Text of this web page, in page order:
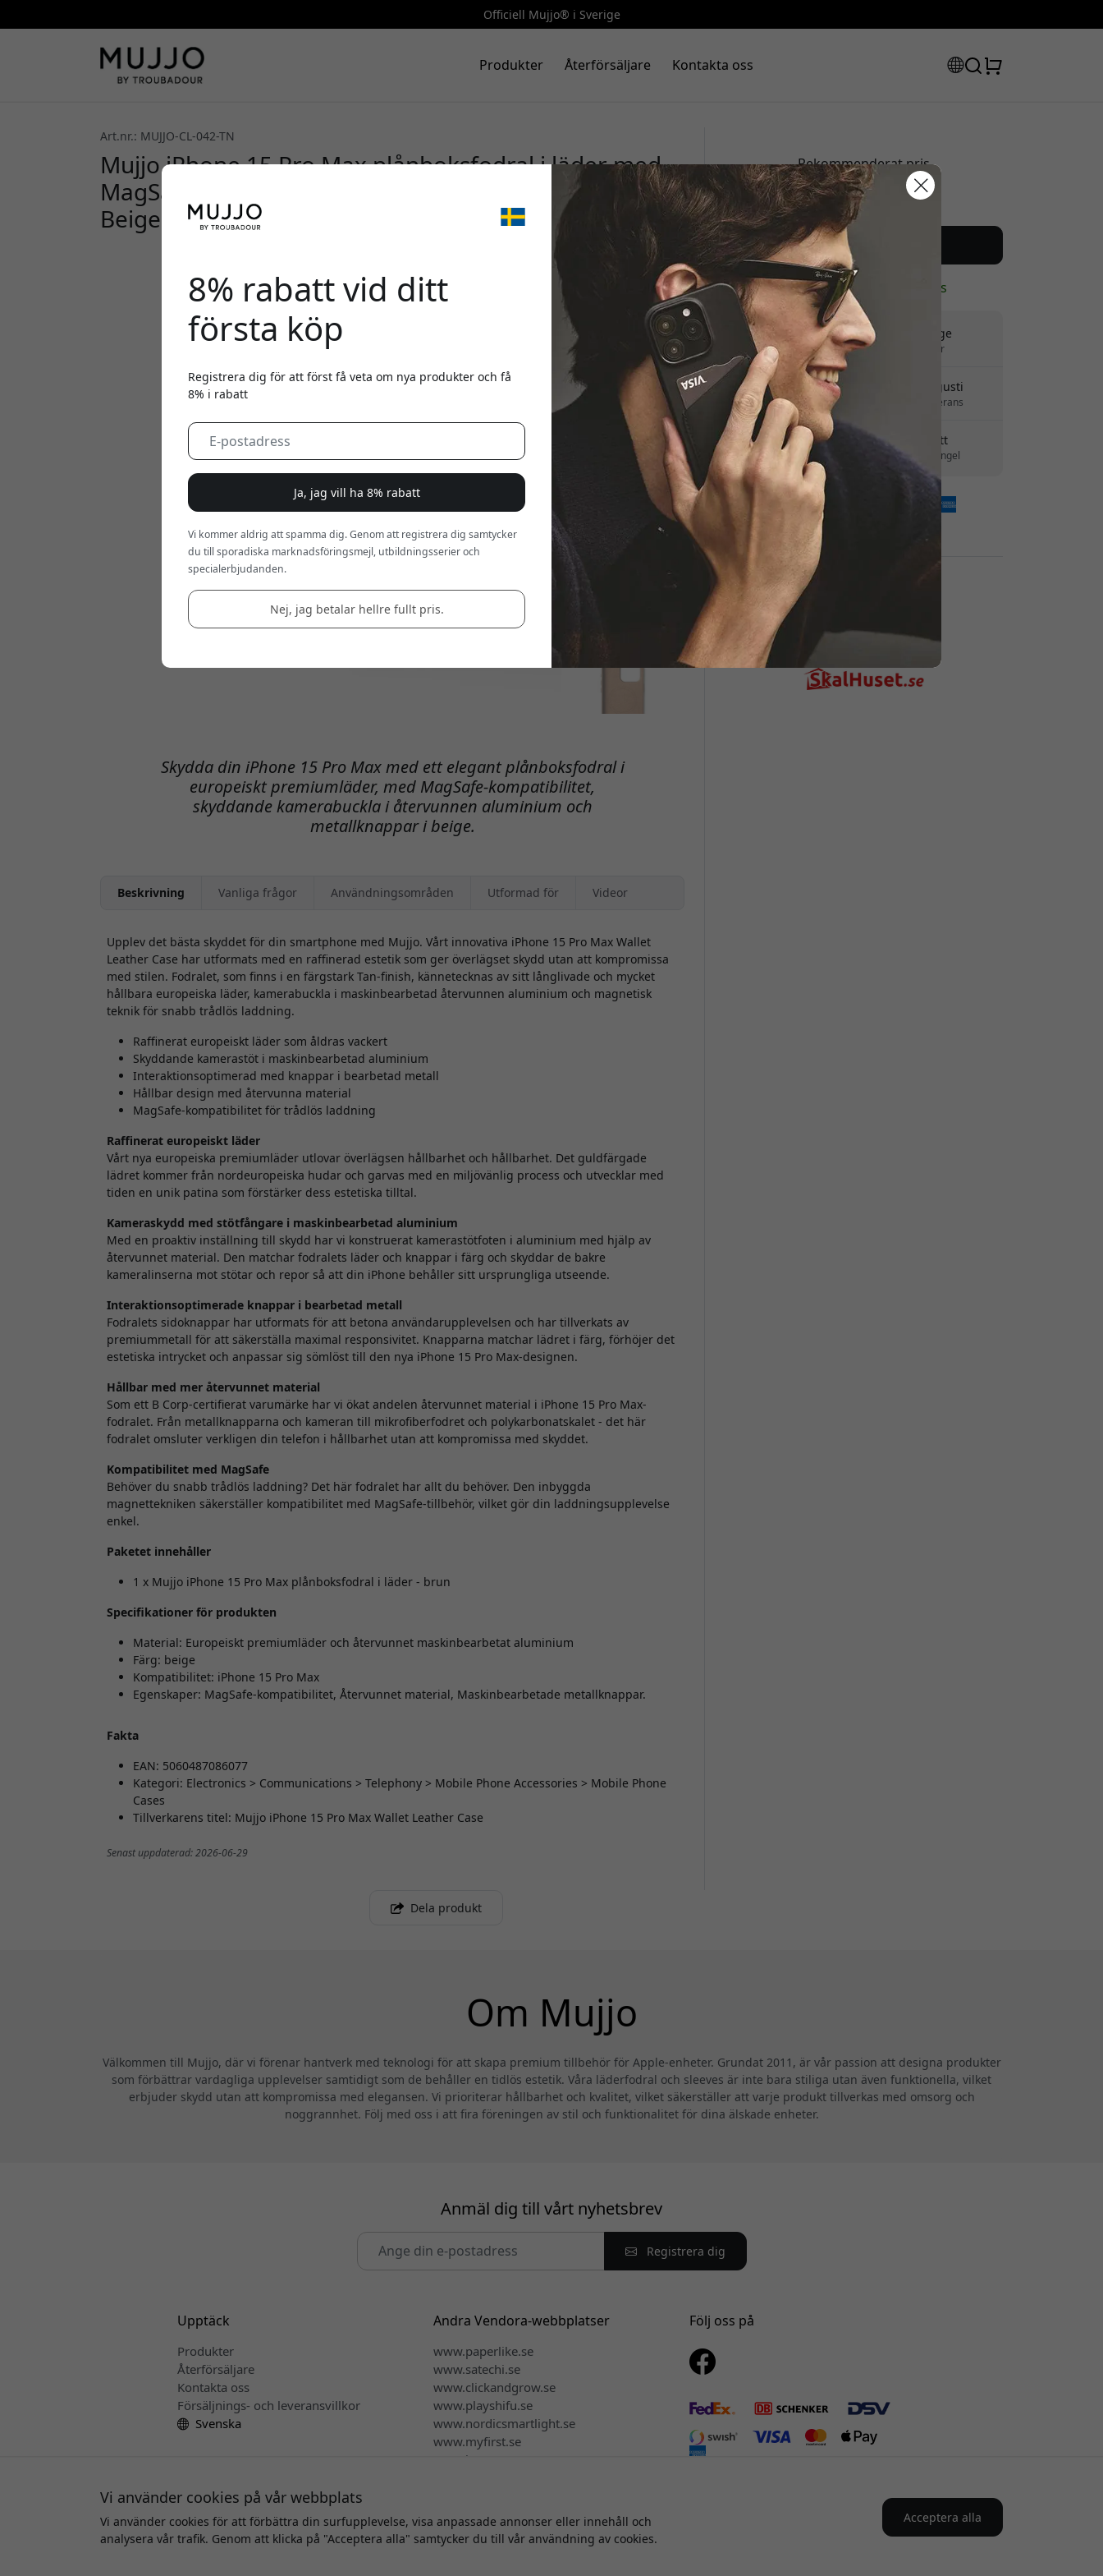
Officiell Mujjo® i Sverige
Produkter Återförsäljare Kontakta oss
Art.nr.: MUJJO-CL-042-TN
Mujjo iPhone 15 Pro Max plånboksfodral i läder med
MagSafe, kameraskydd och kortfack på baksidan -
Beige
Skydda din iPhone 15 Pro Max med ett elegant plånboksfodral i
europeiskt premiumläder, med MagSafe-kompatibilitet,
skyddande kamerabuckla i återvunnen aluminium och
metallknappar i beige.
Beskrivning Vanliga frågor Användningsområden Utformad för Videor
Upplev det bästa skyddet för din smartphone med Mujjo. Vårt innovativa iPhone 15 Pro Max Wallet
Leather Case har utformats med en raffinerad estetik som ger överlägset skydd utan att kompromissa
med stilen. Fodralet, som finns i en färgstark Tan-finish, kännetecknas av sitt långlivade och mycket
hållbara europeiska läder, kamerabuckla i maskinbearbetad återvunnen aluminium och magnetisk
teknik för snabb trådlös laddning.
Raffinerat europeiskt läder som åldras vackert
Skyddande kamerastöt i maskinbearbetad aluminium
Interaktionsoptimerad med knappar i bearbetad metall
Hållbar design med återvunna material
MagSafe-kompatibilitet för trådlös laddning
Raffinerat europeiskt läder
Vårt nya europeiska premiumläder utlovar överlägsen hållbarhet och hållbarhet. Det guldfärgade
lädret kommer från nordeuropeiska hudar och garvas med en miljövänlig process och utvecklar med
tiden en unik patina som förstärker dess estetiska tilltal.
Kameraskydd med stötfångare i maskinbearbetad aluminium
Med en proaktiv inställning till skydd har vi konstruerat kamerastötfoten i aluminium med hjälp av
återvunnet material. Den matchar fodralets läder och knappar i färg och skyddar de bakre
kameralinserna mot stötar och repor så att din iPhone behåller sitt ursprungliga utseende.
Interaktionsoptimerade knappar i bearbetad metall
Fodralets sidoknappar har utformats för att betona användarupplevelsen och har tillverkats av
premiummetall för att säkerställa maximal responsivitet. Knapparna matchar lädret i färg, förhöjer det
estetiska intrycket och anpassar sig sömlöst till den nya iPhone 15 Pro Max-designen.
Hållbar med mer återvunnet material
Som ett B Corp-certifierat varumärke har vi ökat andelen återvunnet material i iPhone 15 Pro Max-
fodralet. Från metallknapparna och kameran till mikrofiberfodret och polykarbonatskalet - det här
fodralet omsluter verkligen din telefon i hållbarhet utan att kompromissa med skyddet.
Kompatibilitet med MagSafe
Behöver du snabb trådlös laddning? Det här fodralet har allt du behöver. Den inbyggda
magnettekniken säkerställer kompatibilitet med MagSafe-tillbehör, vilket gör din laddningsupplevelse
enkel.
Paketet innehåller
1 x Mujjo iPhone 15 Pro Max plånboksfodral i läder - brun
Specifikationer för produkten
Material: Europeiskt premiumläder och återvunnet maskinbearbetat aluminium
Färg: beige
Kompatibilitet: iPhone 15 Pro Max
Egenskaper: MagSafe-kompatibilitet, Återvunnet material, Maskinbearbetade metallknappar.
Fakta
EAN: 5060487086077
Kategori: Electronics > Communications > Telephony > Mobile Phone Accessories > Mobile Phone
Cases
Tillverkarens titel: Mujjo iPhone 15 Pro Max Wallet Leather Case
Senast uppdaterad: 2026-06-29
Rekommenderat pris
799 SEK
I lager - redo att skickas
Fri frakt i Sverige
Inga dolda avgifter
Leverans 10-12 augusti
Snabb och spårbar leverans
30 dagars returrätt
Enkel retur - inget krångel
Säkra betalningar med kryptering
Dela produkt
Om Mujjo
Välkommen till Mujjo, där vi förenar hantverk med teknologi för att skapa premium tillbehör för Apple-enheter. Grundat 2011, är vår passion att designa produkter
som förbättrar vardagliga upplevelser samtidigt som de behåller en tidlös estetik. Våra läderfodral och sleeves är inte bara stiliga utan även funktionella, vilket
erbjuder skydd utan att kompromissa med elegansen. Vi prioriterar hållbarhet och kvalitet, vilket säkerställer att varje produkt tillverkas med omsorg och
noggrannhet. Följ med oss i att fira föreningen av stil och funktionalitet för dina älskade enheter.
Anmäl dig till vårt nyhetsbrev
Registrera dig
Upptäck
Produkter
Återförsäljare
Kontakta oss
Försäljnings- och leveransvillkor
Svenska
Andra Vendora-webbplatser
www.paperlike.se
www.satechi.se
www.clickandgrow.se
www.playshifu.se
www.nordicsmartlight.se
www.myfirst.se
www.herqs.se
Följ oss på
Upphovsrätt © 2026 Vendora Nordic - Officiell distributör för Mujjo® i Sverige
Vi använder cookies på vår webbplats
Vi använder cookies för att förbättra din surfupplevelse, visa anpassade annonser eller innehåll och
analysera vår trafik. Genom att klicka på "Acceptera alla" samtycker du till vår användning av cookies.
Acceptera alla
8% rabatt vid ditt
första köp
Registrera dig för att först få veta om nya produkter och få
8% i rabatt
Ja, jag vill ha 8% rabatt
Vi kommer aldrig att spamma dig. Genom att registrera dig samtycker
du till sporadiska marknadsföringsmejl, utbildningsserier och
specialerbjudanden.
Nej, jag betalar hellre fullt pris.
🎉 Din rabattkod:
Använd denna kod i kassan för att få 8% rabatt.